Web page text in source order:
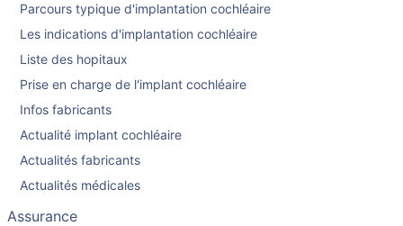
Parcours typique d'implantation cochléaire
Les indications d'implantation cochléaire
Liste des hopitaux
Prise en charge de l'implant cochléaire
Infos fabricants
Actualité implant cochléaire
Actualités fabricants
Actualités médicales
Assurance